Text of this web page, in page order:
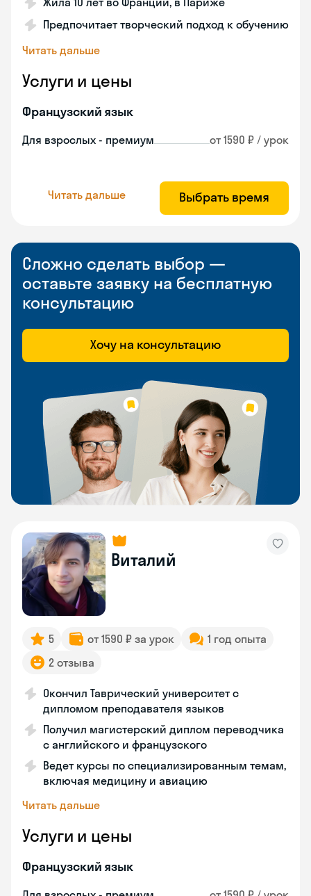
Предпочитает творческий подход к обучению
Читать дальше
Услуги и цены
Французский язык
Для взрослых - премиум от 1590 ₽ / урок
Читать дальше Выбрать время
Сложно сделать выбор —
оставьте заявку на бесплатную
консультацию
Хочу на консультацию
Виталий
5 от 1590 ₽ за урок
1 год опыта
2 отзыва
Окончил Таврический университет с
дипломом преподавателя языков
Получил магистерский диплом переводчика
с английского и французского
Ведет курсы по специализированным темам,
включая медицину и авиацию
Читать дальше
Услуги и цены
Французский язык